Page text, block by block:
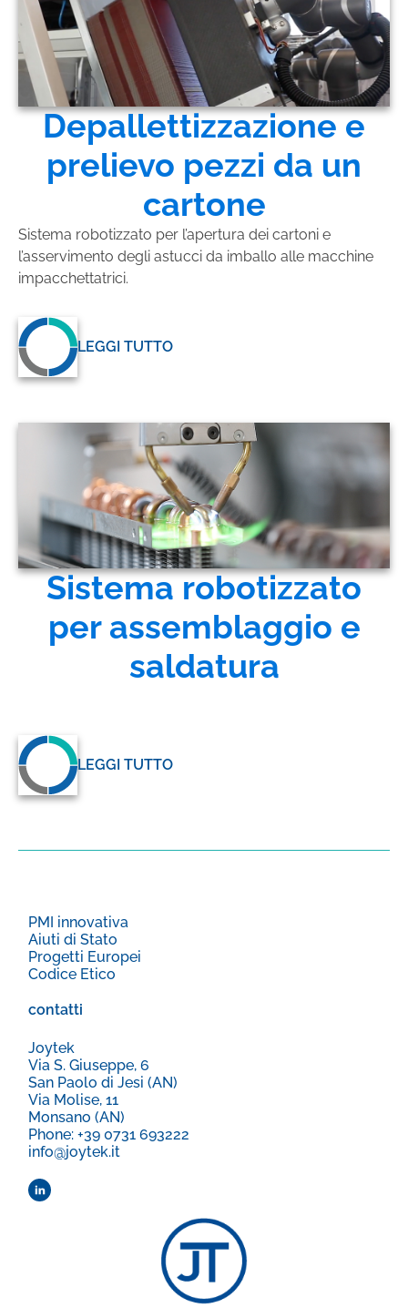
Depallettizzazione e
prelievo pezzi da un
cartone
Sistema robotizzato per l’apertura dei cartoni e
l’asservimento degli astucci da imballo alle macchine
impacchettatrici.
LEGGI TUTTO
Sistema robotizzato
per assemblaggio e
saldatura
LEGGI TUTTO
PMI innovativa
Aiuti di Stato
Progetti Europei
Codice Etico
contatti
Joytek
Via S. Giuseppe, 6
San Paolo di Jesi (AN)
Via Molise, 11
Monsano (AN)
Phone: +39 0731 693222
info@joytek.it